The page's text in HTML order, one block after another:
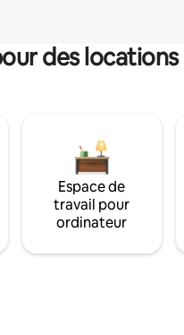
des
Espace de
travail pour
ordinateur